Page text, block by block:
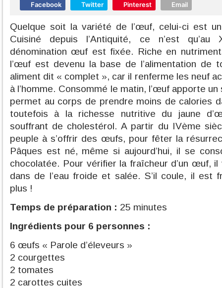
Facebook Twitter Pinterest Email
Quelque soit la variété de l’œuf, celui-ci est
Cuisiné depuis l’Antiquité, ce n’est
dénomination œuf est fixée. Riche en
l’œuf est devenu la base de l’alimentation de
aliment dit « complet », car il renferme les neuf
à l’homme. Consommé le matin, l’œuf apporte
permet au corps de prendre moins de calories
toutefois à la richesse nutritive du jaune
souffrant de cholestérol. A partir du IVème
peuple à s’offrir des œufs, pour fêter la
Pâques est né, même si aujourd’hui, il se
chocolatée. Pour vérifier la fraîcheur d’un œuf,
dans de l’eau froide et salée. S’il coule, il est
plus !
Temps de préparation : 25 minutes
Ingrédients pour 6 personnes :
6 œufs « Parole d’éleveurs »
2 courgettes
2 tomates
2 carottes cuites